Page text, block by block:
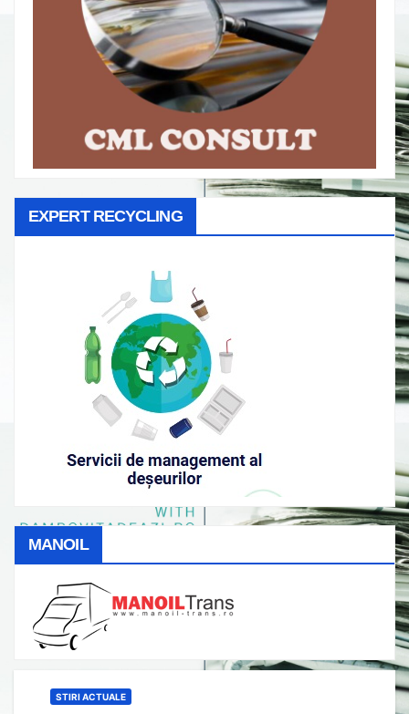
EXPERT RECYCLING
MANOIL
STIRI ACTUALE